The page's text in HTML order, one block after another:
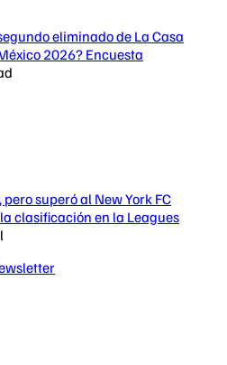
eliminado de La Casa
2026? Encuesta
superó al New York FC
clasificación en la Leagues